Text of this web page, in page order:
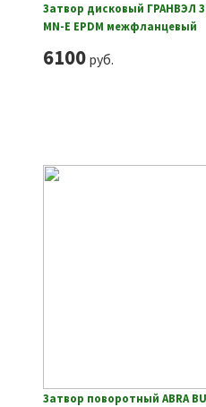
Затвор дисковый ГРАНВЭЛ
MN-E EPDM межфланцевый
6100руб.
Затвор поворотный ABRA